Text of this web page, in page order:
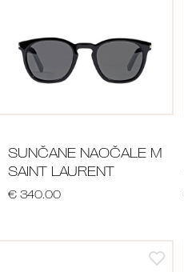
SUNČANE NAOČALE M
SAINT LAURENT
€ 340.00